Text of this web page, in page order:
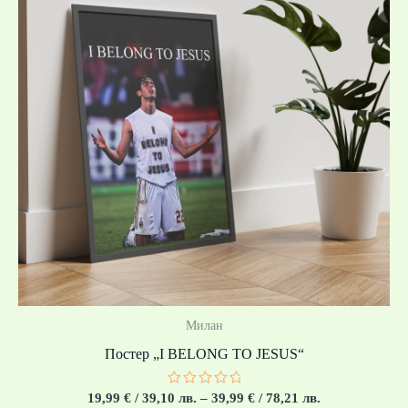
Милан
Постер „I BELONG TO JESUS“
Оценено
19,99 € / 39,10 лв. – 39,99 € / 78,21 лв.
39,10 лв.
through
39,99 €
78,21 лв.